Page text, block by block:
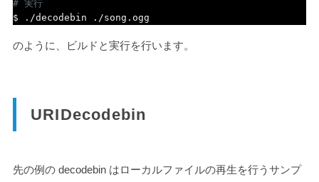
# 実行
$
./decodebin ./song . ogg
のように、ビルドと実行を行います。
URIDecodebin
先の例の decodebin はローカルファイルの再生を行うサンプ